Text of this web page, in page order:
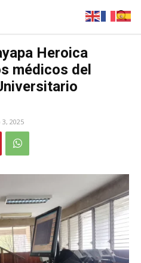
Heroica
médicos del
2025